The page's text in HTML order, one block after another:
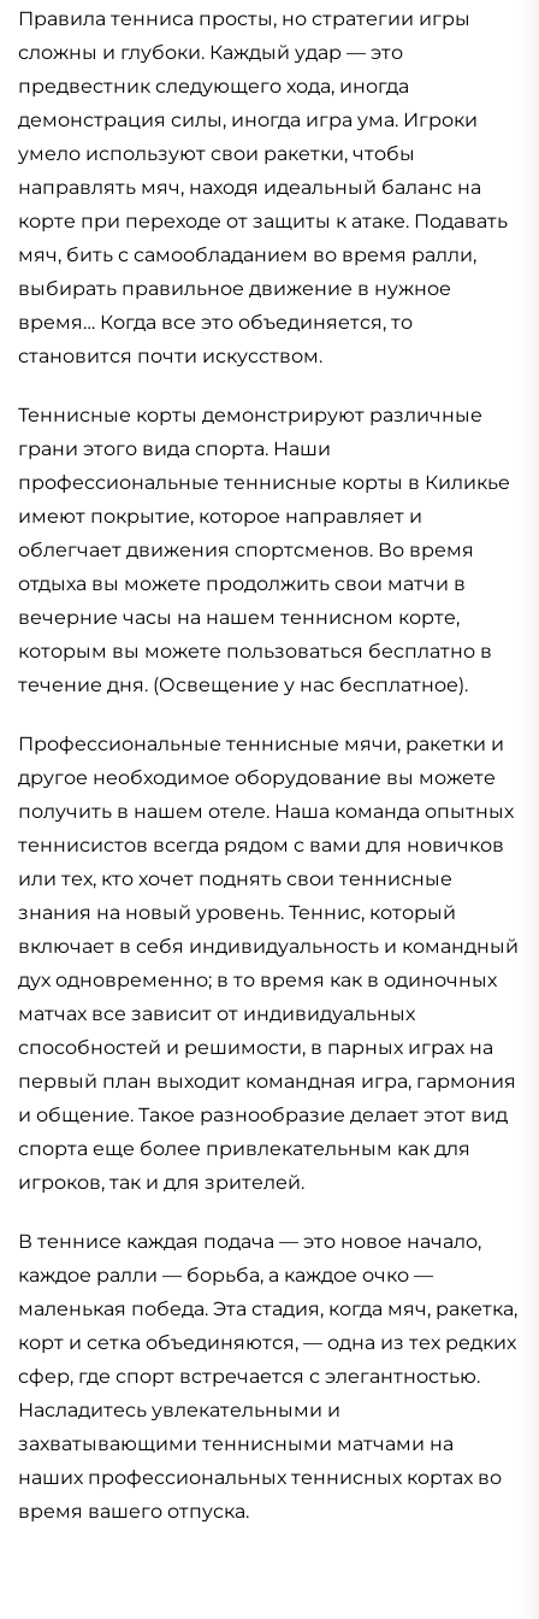
Правила тенниса просты, но стратегии игры
сложны и глубоки. Каждый удар — это
предвестник следующего хода, иногда
демонстрация силы, иногда игра ума. Игроки
умело используют свои ракетки, чтобы
направлять мяч, находя идеальный баланс на
корте при переходе от защиты к атаке. Подавать
мяч, бить с самообладанием во время ралли,
выбирать правильное движение в нужное
время… Когда все это объединяется, то
становится почти искусством.
Теннисные корты демонстрируют различные
грани этого вида спорта. Наши
профессиональные теннисные корты в Киликье
имеют покрытие, которое направляет и
облегчает движения спортсменов. Во время
отдыха вы можете продолжить свои матчи в
вечерние часы на нашем теннисном корте,
которым вы можете пользоваться бесплатно в
течение дня. (Освещение у нас бесплатное).
Профессиональные теннисные мячи, ракетки и
другое необходимое оборудование вы можете
получить в нашем отеле. Наша команда опытных
теннисистов всегда рядом с вами для новичков
или тех, кто хочет поднять свои теннисные
знания на новый уровень. Теннис, который
включает в себя индивидуальность и командный
дух одновременно; в то время как в одиночных
матчах все зависит от индивидуальных
способностей и решимости, в парных играх на
первый план выходит командная игра, гармония
и общение. Такое разнообразие делает этот вид
спорта еще более привлекательным как для
игроков, так и для зрителей.
В теннисе каждая подача — это новое начало,
каждое ралли — борьба, а каждое очко —
маленькая победа. Эта стадия, когда мяч, ракетка,
корт и сетка объединяются, — одна из тех редких
сфер, где спорт встречается с элегантностью.
Насладитесь увлекательными и
захватывающими теннисными матчами на
наших профессиональных теннисных кортах во
время вашего отпуска.